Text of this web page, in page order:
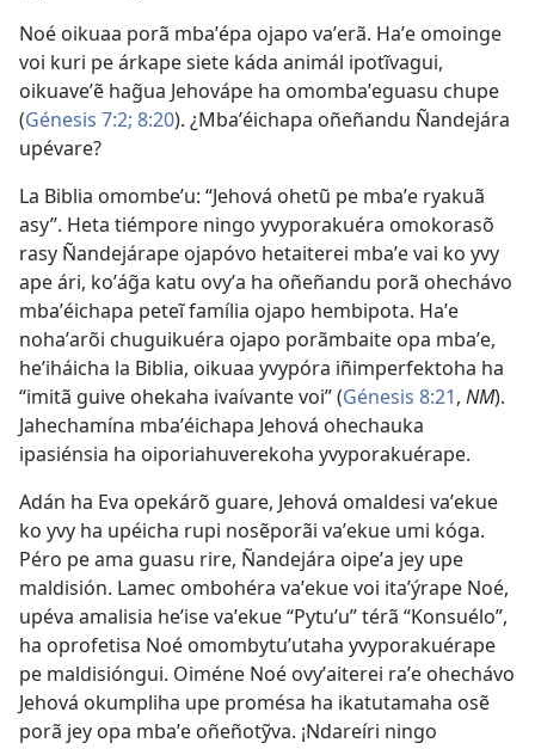
Noé oikuaa porã mbaʼépa ojapo vaʼerã. Haʼe omoinge
voi kuri pe árkape siete káda animál ipotĩvagui,
oikuaveʼẽ hag̃ua Jehovápe ha omombaʼeguasu chupe
(Génesis 7:2; 8:20). ¿Mbaʼéichapa oñeñandu Ñandejára
upévare?
La Biblia omombeʼu: “Jehová ohetũ pe mbaʼe ryakuã
asy”. Heta tiémpore ningo yvyporakuéra omokorasõ
rasy Ñandejárape ojapóvo hetaiterei mbaʼe vai ko yvy
ape ári, koʼág̃a katu ovyʼa ha oñeñandu porã ohechávo
mbaʼéichapa peteĩ família ojapo hembipota. Haʼe
nohaʼarõi chuguikuéra ojapo porãmbaite opa mbaʼe,
heʼiháicha la Biblia, oikuaa yvypóra iñimperfektoha ha
“imitã guive ohekaha ivaívante voi” (Génesis 8:21, NM).
Jahechamína mbaʼéichapa Jehová ohechauka
ipasiénsia ha oiporiahuverekoha yvyporakuérape.
Adán ha Eva opekárõ guare, Jehová omaldesi vaʼekue
ko yvy ha upéicha rupi nosẽporãi vaʼekue umi kóga.
Péro pe ama guasu rire, Ñandejára oipeʼa jey upe
maldisión. Lamec ombohéra vaʼekue voi itaʼýrape Noé,
upéva amalisia heʼise vaʼekue “Pytuʼu” térã “Konsuélo”,
ha oprofetisa Noé omombytuʼutaha yvyporakuérape
pe maldisióngui. Oiméne Noé ovyʼaiterei raʼe ohechávo
Jehová okumpliha upe promésa ha ikatutamaha osẽ
porã jey opa mbaʼe oñeñotỹva. ¡Ndareíri ningo